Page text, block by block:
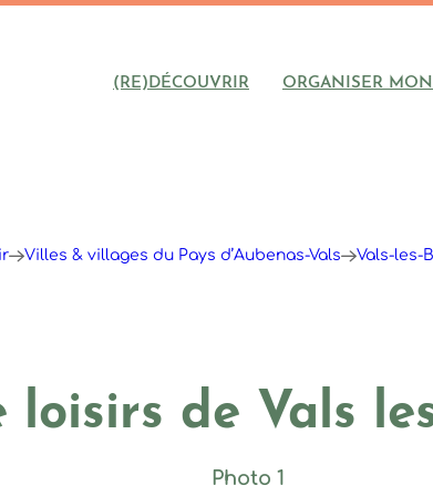
(RE)DÉCOUVRIR ORGANISER
Villes & villages du Pays d’Aubenas-Vals Vals-les-
loisirs de Vals
Photo 1